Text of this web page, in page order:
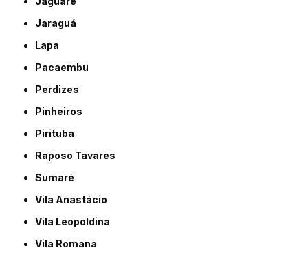
Jaraguá
Lapa
Pacaembu
Perdizes
Pinheiros
Pirituba
Raposo Tavares
Sumaré
Vila Anastácio
Vila Leopoldina
Vila Romana